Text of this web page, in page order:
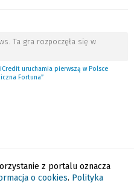
Ta gra rozpoczęła się w
uruchamia pierwszą w Polsce
Fortuna”
z portalu oznacza
o cookies. Polityka